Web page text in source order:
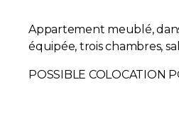
Appartement meublé,
équipée, trois chambres,
POSSIBLE COLOCATION